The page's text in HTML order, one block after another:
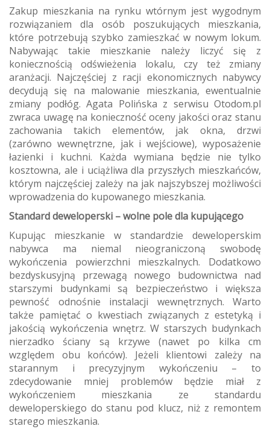
Zakup mieszkania na rynku wtórnym jest wygodnym
rozwiązaniem dla osób poszukujących mieszkania,
które potrzebują szybko zamieszkać w nowym lokum.
Nabywając takie mieszkanie należy liczyć się z
koniecznością odświeżenia lokalu, czy też zmiany
aranżacji. Najczęściej z racji ekonomicznych nabywcy
decydują się na malowanie mieszkania, ewentualnie
zmiany podłóg. Agata Polińska z serwisu Otodom.pl
zwraca uwagę na konieczność oceny jakości oraz stanu
zachowania takich elementów, jak okna, drzwi
(zarówno wewnętrzne, jak i wejściowe), wyposażenie
łazienki i kuchni. Każda wymiana będzie nie tylko
kosztowna, ale i uciążliwa dla przyszłych mieszkańców,
którym najczęściej zależy na jak najszybszej możliwości
wprowadzenia do kupowanego mieszkania.
Standard deweloperski – wolne pole dla kupującego
Kupując mieszkanie w standardzie deweloperskim
nabywca ma niemal nieograniczoną swobodę
wykończenia powierzchni mieszkalnych. Dodatkowo
bezdyskusyjną przewagą nowego budownictwa nad
starszymi budynkami są bezpieczeństwo i większa
pewność odnośnie instalacji wewnętrznych. Warto
także pamiętać o kwestiach związanych z estetyką i
jakością wykończenia wnętrz. W starszych budynkach
nierzadko ściany są krzywe (nawet po kilka cm
względem obu końców). Jeżeli klientowi zależy na
starannym i precyzyjnym wykończeniu – to
zdecydowanie mniej problemów będzie miał z
wykończeniem mieszkania ze standardu
deweloperskiego do stanu pod klucz, niż z remontem
starego mieszkania.